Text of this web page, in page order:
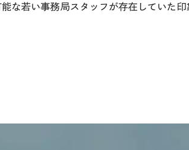
な若い事務局スタッフが存在していた印